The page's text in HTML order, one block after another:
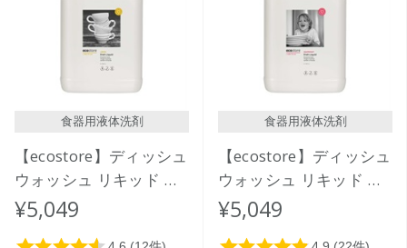
食器用液体洗剤
【ecostore】ディッシュ
ウォッシュ リキッド ＜
レモン＞ 5L
¥5,049
食器用液体洗剤
【ecostore】ディッシュ
ウォッシュ リキッド ＜
グレープフルーツ＞ 5L
¥5,049